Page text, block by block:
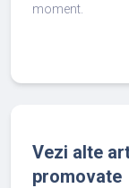
moment.
Vezi alte
promovate